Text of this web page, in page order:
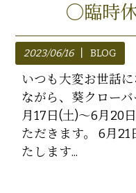
〇臨時
2023/06/16 BLOG
いつも大変お世話
ながら、葵クロー
月17日(土)～6月20
ただきます。 6月21
たします...